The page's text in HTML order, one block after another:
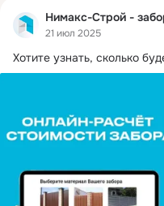
Нимакс-Строй -
21 июл 2025
Хотите узнать, сколько